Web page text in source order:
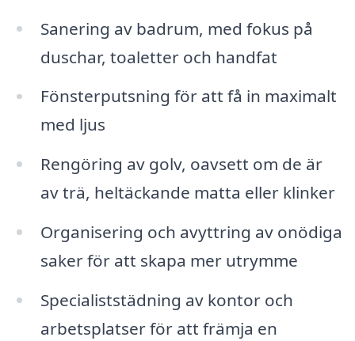
Sanering av badrum, med fokus på
duschar, toaletter och handfat
Fönsterputsning för att få in maximalt
med ljus
Rengöring av golv, oavsett om de är
av trä, heltäckande matta eller klinker
Organisering och avyttring av onödiga
saker för att skapa mer utrymme
Specialiststädning av kontor och
arbetsplatser för att främja en